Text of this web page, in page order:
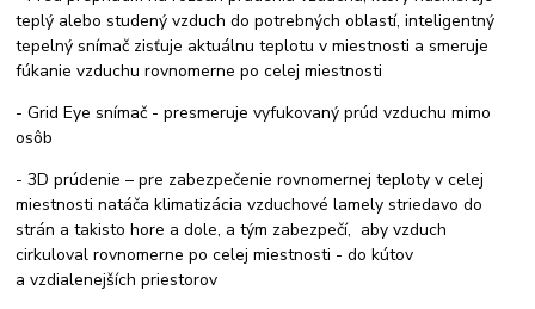
teplý alebo studený vzduch do potrebných oblastí, inteligentný
tepelný snímač zisťuje aktuálnu teplotu v miestnosti a smeruje
fúkanie vzduchu rovnomerne po celej miestnosti
- Grid Eye snímač - presmeruje vyfukovaný prúd vzduchu mimo
osôb
- 3D prúdenie – pre zabezpečenie rovnomernej teploty v celej
miestnosti natáča klimatizácia vzduchové lamely striedavo do
strán a takisto hore a dole, a tým zabezpečí, aby vzduch
cirkuloval rovnomerne po celej miestnosti - do kútov
a vzdialenejších priestorov